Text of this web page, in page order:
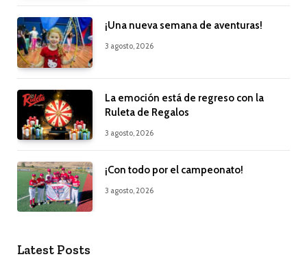
¡Una nueva semana de aventuras!
3 agosto, 2026
La emoción está de regreso con la
Ruleta de Regalos
3 agosto, 2026
¡Con todo por el campeonato!
3 agosto, 2026
Latest Posts